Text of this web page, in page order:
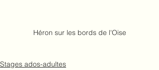
Héron sur les bords de l'Oise
Stages ados-adultes